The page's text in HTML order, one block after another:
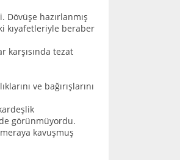
hazırlanmış
kıyafetleriyle beraber
karşısında tezat
ve bağırışlarını
görünmüyordu.
kavuşmuş